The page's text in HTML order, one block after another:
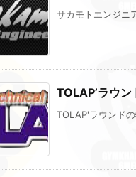
サカモトエンジニ
TOLAP’ラウン
TOLAP'ラウンド